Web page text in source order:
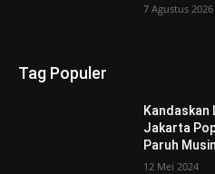
7 Agustus 2026
Tag Populer
Kandaskan
Jakarta
Paruh
12 Mei 2024